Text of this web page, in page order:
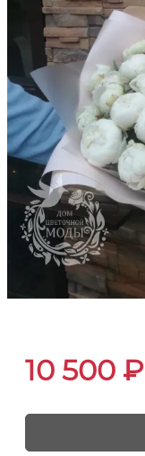
10 500 ₽